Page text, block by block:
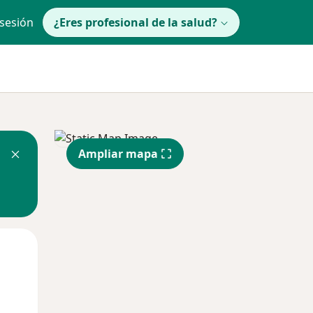
¿Eres profesional de la salud?
Ampliar mapa